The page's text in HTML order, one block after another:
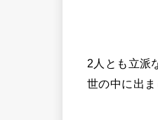
2人とも立派
世の中に出ま